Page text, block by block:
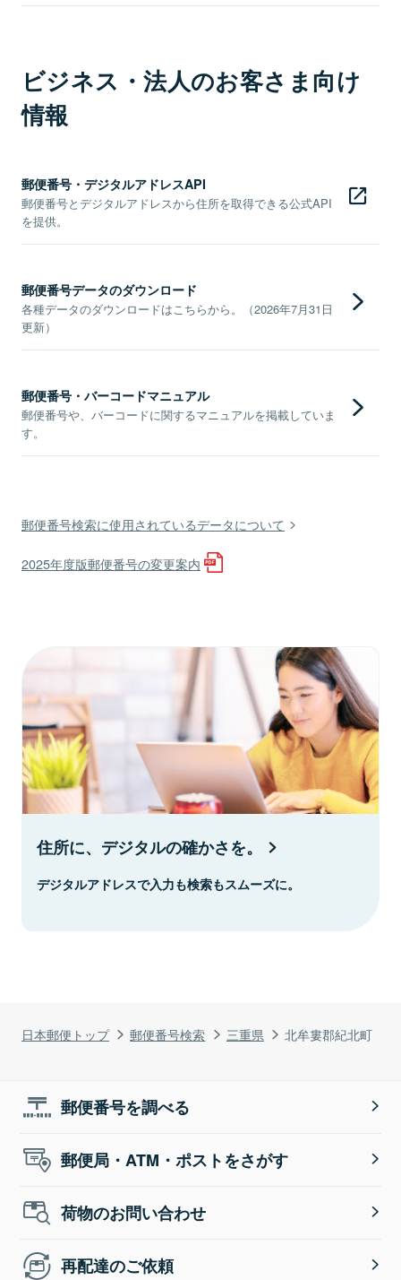
日本郵便トップ 郵便番号検索 三重県 北牟婁郡紀北町
ビジネス・法人のお客さま向け
情報
郵便番号・デジタルアドレスAPI
郵便番号とデジタルアドレスから住所を取得できる公式API
を提供。
郵便番号データのダウンロード
各種データのダウンロードはこちらから。（2026年7月31日
更新）
郵便番号・バーコードマニュアル
郵便番号や、バーコードに関するマニュアルを掲載していま
す。
郵便番号検索に使用されているデータについて
2025年度版郵便番号の変更案内
住所に、デジタルの確かさを。
デジタルアドレスで入力も検索もスムーズに。
郵便番号を調べる
郵便局・ATM・ポストをさがす
荷物のお問い合わせ
再配達のご依頼